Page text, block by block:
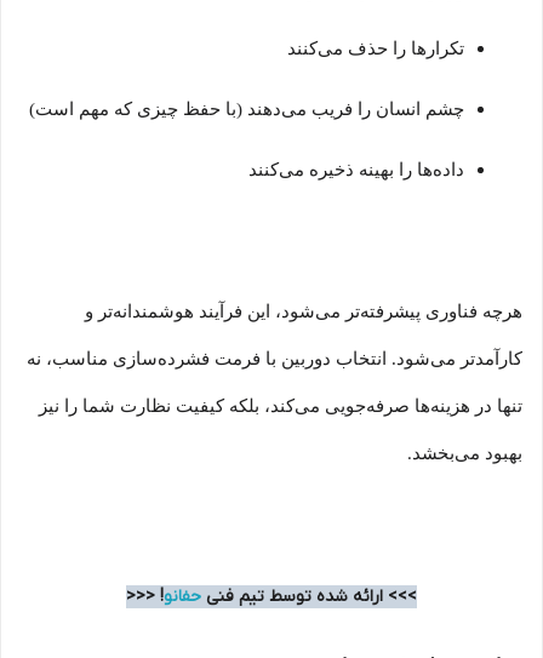
تکرارها را حذف می‌کنند
چشم انسان را فریب می‌دهند (با حفظ چیزی که مهم است)
داده‌ها را بهینه ذخیره می‌کنند
هرچه فناوری پیشرفته‌تر می‌شود، این فرآیند هوشمندانه‌تر و
کارآمدتر می‌شود. انتخاب دوربین با فرمت فشرده‌سازی مناسب، نه
تنها در هزینه‌ها صرفه‌جویی می‌کند، بلکه کیفیت نظارت شما را نیز
بهبود می‌بخشد.
>>> ارائه شده توسط تیم فنی حفانو! <<<